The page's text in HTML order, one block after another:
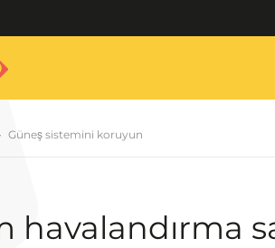
Güneş sistemini koruyun
havalandırma